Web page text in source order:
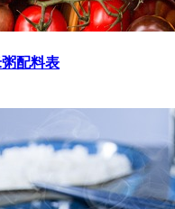
配料表